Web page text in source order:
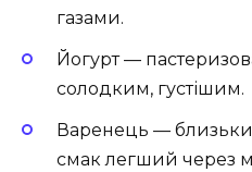
газами.
Йогурт —
солодким, густішим.
Варенець —
смак легший через